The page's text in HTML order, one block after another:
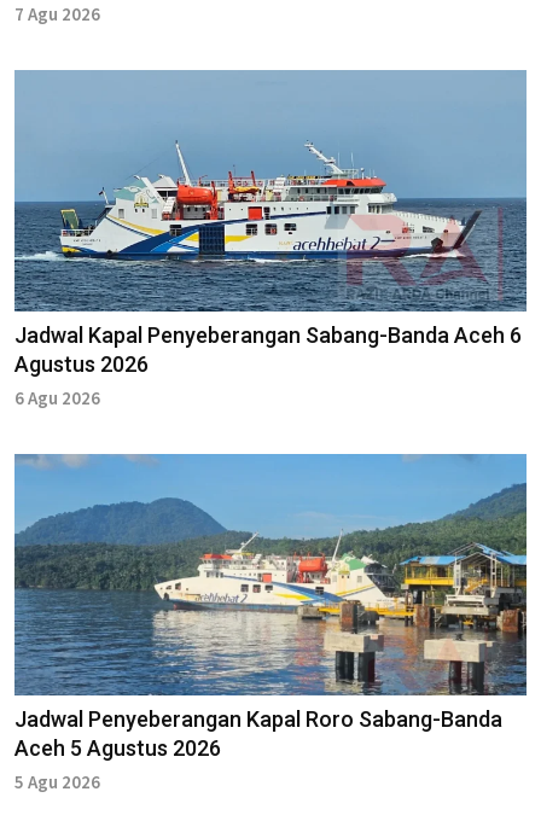
7 Agu 2026
Jadwal Kapal Penyeberangan Sabang-Banda Aceh 6
Agustus 2026
6 Agu 2026
Jadwal Penyeberangan Kapal Roro Sabang-Banda
Aceh 5 Agustus 2026
5 Agu 2026